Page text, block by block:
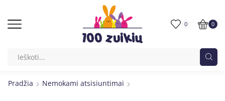
0 0
Pradžia Nemokami atsisiuntimai